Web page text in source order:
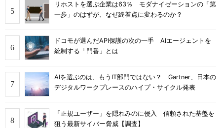
リホストを選ぶ企業は63％ モダナイゼーションの「第
一歩」のはずが、なぜ終着点に変わるのか？
ドコモが選んだAPI保護の次の一手 AIエージェントを
統制する「門番」とは
AIを選ぶのは、もうIT部門ではない？ Gartner、日本の
デジタルワークプレースのハイプ・サイクル発表
「正規ユーザー」を隠れみのに侵入 信頼された基盤を
狙う最新サイバー脅威【調査】